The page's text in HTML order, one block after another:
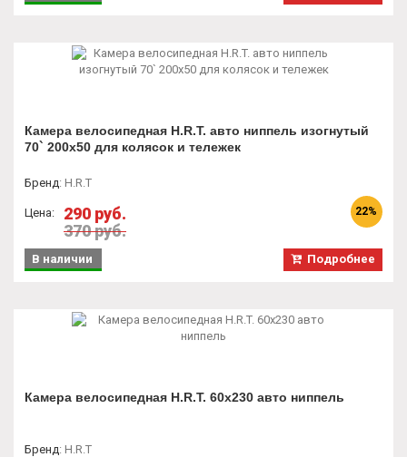
Камера велосипедная H.R.T. авто ниппель изогнутый
70` 200x50 для колясок и тележек
Бренд: H.R.T
Цена:
290 руб.
370 руб.
22%
Подробнее
В наличии
Камера велосипедная H.R.T. 60x230 авто ниппель
Бренд: H.R.T